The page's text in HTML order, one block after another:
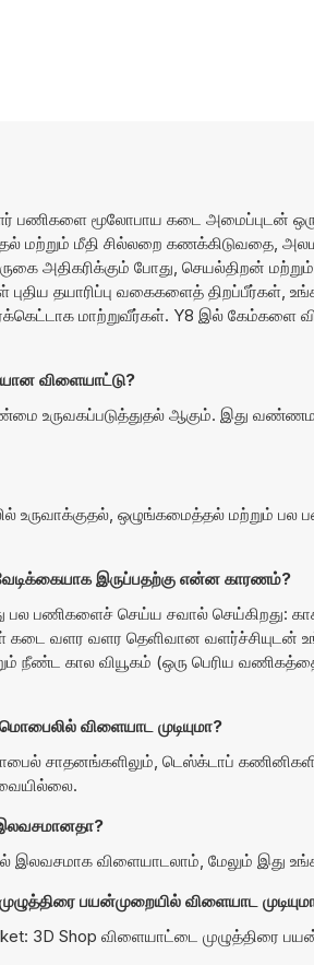
மூலோபாய கடை அமைப்புடன்
மீதி சில்லறை கணக்கிடுவதை,
அதிகரிக்கும் போது, செயல்திறன் மற்றும்
புதிய தயாரிப்பு வகைகளைத்
மாற்றுவீர்கள். Y8 இல் கேம்களை
விளையாட்டு?
உருவகப்படுத்துதல் ஆகும். இது
உருவாக்குதல், ஒழுங்கமைத்தல் மற்றும் பல
இருப்பதற்கு என்ன காரணம்?
பணிகளைச் செய்ய சவால் செய்கிறது:
வளர வளர தெளிவான வளர்ச்சியுடன்
நீண்ட கால வியூகம் (ஒரு பெரிய
விளையாட முடியுமா?
சாதனங்களிலும், டெஸ்க்டாப்
விளையாடலாம், மேலும் இது
பயன்முறையில் விளையாட
3D Shop விளையாட்டை முழுத்திரை